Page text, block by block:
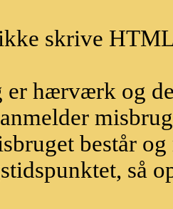
skrive
er hærværk og
består
så